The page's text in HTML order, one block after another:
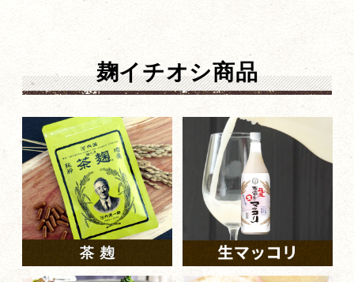
麹イチオシ商品